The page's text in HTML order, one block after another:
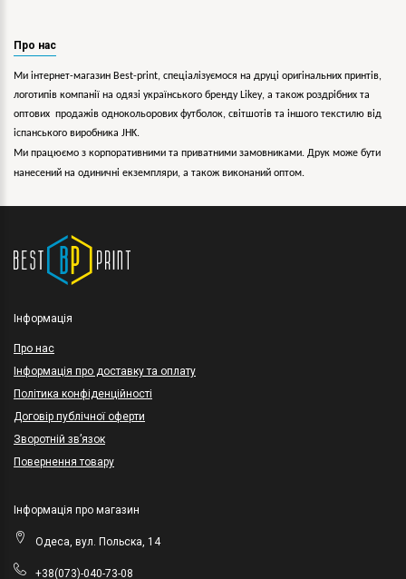
Про нас
Ми інтернет-магазин Best-print, спеціалізуємося на друці оригінальних принтів,
логотипів компанії на одязі українського бренду Likey, а також роздрібних та
оптових продажів однокольорових футболок, світшотів та іншого текстилю від
іспанського виробника JHK.
Ми працюємо з корпоративними та приватними замовниками. Друк може бути
нанесений на одиничні екземпляри, а також виконаний оптом.
Інформація
Про нас
Інформація про доставку та оплату
Політика конфіденційності
Договір публічної оферти
Зворотній зв’язок
Повернення товару
Інформація про магазин
Одеса, вул. Польска, 14
+38(073)-040-73-08